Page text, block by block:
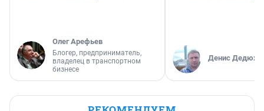
Олег Арефьев
Блогер, предприниматель,
владелец в транспортном
бизнесе
Денис